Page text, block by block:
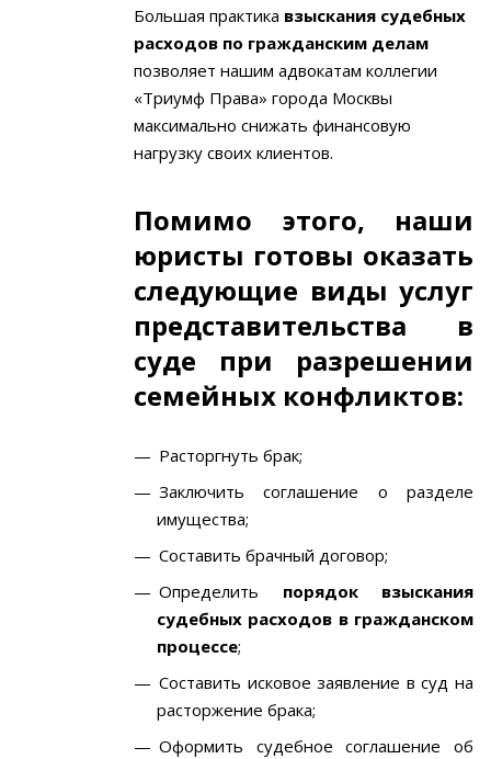
Большая практика взыскания судебных
расходов по гражданским делам
позволяет нашим адвокатам коллегии
«Триумф Права» города Москвы
максимально снижать финансовую
нагрузку своих клиентов.
Помимо этого, наши
юристы готовы оказать
следующие виды услуг
представительства в
суде при разрешении
семейных конфликтов:
Расторгнуть брак;
Заключить соглашение о разделе
имущества;
Составить брачный договор;
Определить порядок взыскания
судебных расходов в гражданском
процессе;
Составить исковое заявление в суд на
расторжение брака;
Оформить судебное соглашение об